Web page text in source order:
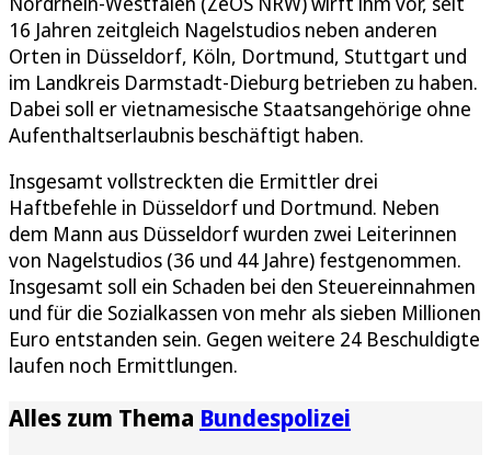
16 Jahren zeitgleich Nagelstudios neben anderen
Orten in Düsseldorf, Köln, Dortmund, Stuttgart und
im Landkreis Darmstadt-Dieburg betrieben zu haben.
Dabei soll er vietnamesische Staatsangehörige ohne
Aufenthaltserlaubnis beschäftigt haben.
Insgesamt vollstreckten die Ermittler drei
Haftbefehle in Düsseldorf und Dortmund. Neben
dem Mann aus Düsseldorf wurden zwei Leiterinnen
von Nagelstudios (36 und 44 Jahre) festgenommen.
Insgesamt soll ein Schaden bei den Steuereinnahmen
und für die Sozialkassen von mehr als sieben Millionen
Euro entstanden sein. Gegen weitere 24 Beschuldigte
laufen noch Ermittlungen.
Alles zum Thema Bundespolizei